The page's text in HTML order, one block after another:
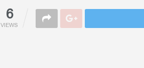
6
VIEWS